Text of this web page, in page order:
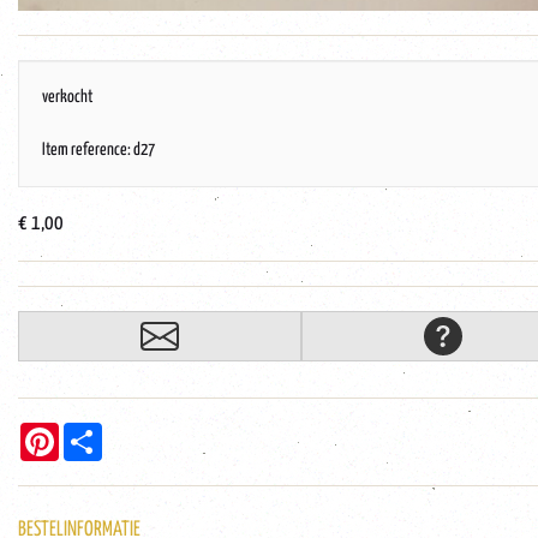
verkocht
Item reference: d27
€ 1,00
Pinterest
BESTELINFORMATIE